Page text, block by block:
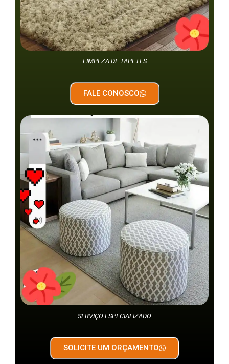
LIMPEZA DE TAPETES
FALE CONOSCO
SERVIÇO ESPECIALIZADO
SOLICITE UM ORÇAMENTO